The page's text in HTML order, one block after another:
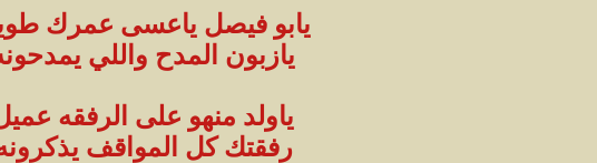
يابو فيصل ياعسى عمرك
يازبون المدح واللي
ياولد منهو على الرفقه
رفقتك كل المواقف